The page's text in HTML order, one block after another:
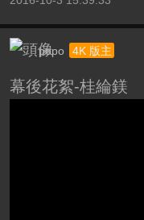
popo 4K 版主
幕後花絮-桂綸鎂